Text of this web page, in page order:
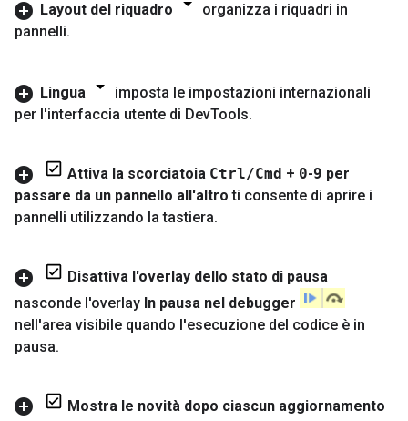
Layout del riquadro
organizza i riquadri in
pannelli.
Lingua
imposta le impostazioni internazionali
per l'interfaccia utente di DevTools.
Attiva la scorciatoia Ctrl/Cmd + 0-9 per
passare da un pannello all'altro ti consente di aprire i
pannelli utilizzando la tastiera.
Disattiva l'overlay dello stato di pausa
nasconde l'overlay In pausa nel debugger
nell'area visibile quando l'esecuzione del codice è in
pausa.
Mostra le novità dopo ciascun aggiornamento